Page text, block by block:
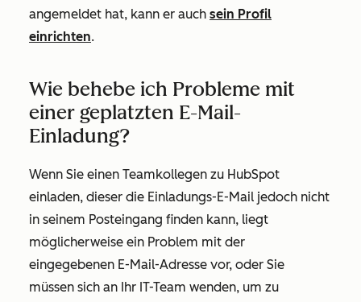
angemeldet hat, kann er auch sein Profil
einrichten.
Wie behebe ich Probleme mit
einer geplatzten E-Mail-
Einladung?
Wenn Sie einen Teamkollegen zu HubSpot
einladen, dieser die Einladungs-E-Mail jedoch nicht
in seinem Posteingang finden kann, liegt
möglicherweise ein Problem mit der
eingegebenen E-Mail-Adresse vor, oder Sie
müssen sich an Ihr IT-Team wenden, um zu